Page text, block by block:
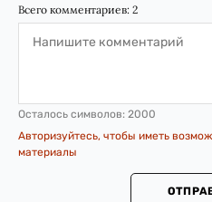
Всего комментариев: 2
Осталось символов: 2000
Авторизуйтесь, чтобы иметь
материалы